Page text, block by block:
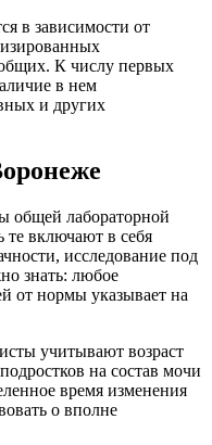
в зависимости от
К числу первых
в нем
и других
общей лабораторной
те включают в себя
исследование под
знать: любое
от нормы указывает на
учитывают возраст
на состав мочи
время изменения
о вполне